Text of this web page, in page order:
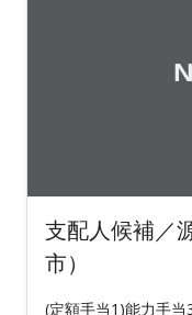
支配人候補／
市）
(定額手当1)能力手